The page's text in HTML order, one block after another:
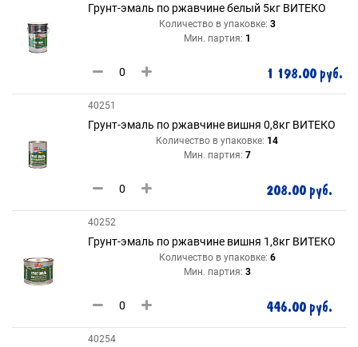
Грунт-эмаль по ржавчине белый 5кг ВИТЕКО
Количество в упаковке: 3
Мин. партия: 1
1 198.00 руб.
40251
Грунт-эмаль по ржавчине вишня 0,8кг ВИТЕКО
Количество в упаковке: 14
Мин. партия: 7
208.00 руб.
40252
Грунт-эмаль по ржавчине вишня 1,8кг ВИТЕКО
Количество в упаковке: 6
Мин. партия: 3
446.00 руб.
40254